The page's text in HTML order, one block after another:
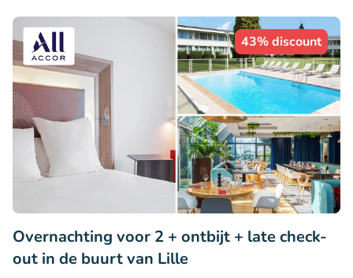
43% discount
Overnachting voor 2 + ontbijt + late check-
out in de buurt van Lille